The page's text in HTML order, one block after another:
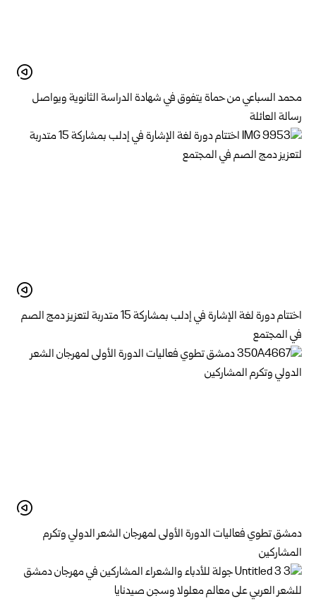
محمد السباعي من حماة يتفوق في شهادة الدراسة الثانوية ويواصل
رسالة العائلة
اختتام دورة لغة الإشارة في إدلب بمشاركة 15 متدربة لتعزيز دمج الصم
في المجتمع
دمشق تطوي فعاليات الدورة الأولى لمهرجان الشعر الدولي وتكرم
المشاركين